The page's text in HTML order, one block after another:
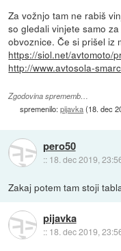
Za vožnjo tam ne rabiš
so gledali vinjete samo
obvoznice. Če si prišel iz
https://siol.net/avtomoto/
http://www.avtosola-
Zgodovina sprememb…
spremenilo:pijavka(18. dec
pero50
:: 18. dec 2019,
Zakaj potem tam stoji
pijavka
:: 18. dec 2019,